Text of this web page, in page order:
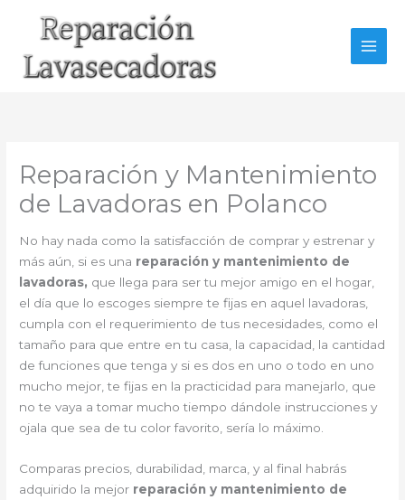
Reparación y Mantenimiento
de Lavadoras en Polanco
No hay nada como la satisfacción de comprar y estrenar y
más aún, si es una reparación y mantenimiento de
lavadoras, que llega para ser tu mejor amigo en el hogar,
el día que lo escoges siempre te fijas en aquel lavadoras,
cumpla con el requerimiento de tus necesidades, como el
tamaño para que entre en tu casa, la capacidad, la cantidad
de funciones que tenga y si es dos en uno o todo en uno
mucho mejor, te fijas en la practicidad para manejarlo, que
no te vaya a tomar mucho tiempo dándole instrucciones y
ojala que sea de tu color favorito, sería lo máximo.
Comparas precios, durabilidad, marca, y al final habrás
adquirido la mejor reparación y mantenimiento de